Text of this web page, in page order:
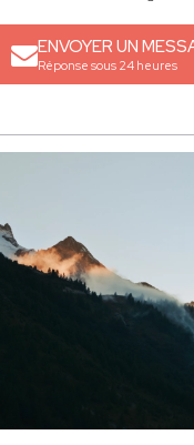
ENVOYER UN
Réponse sous 24 heures